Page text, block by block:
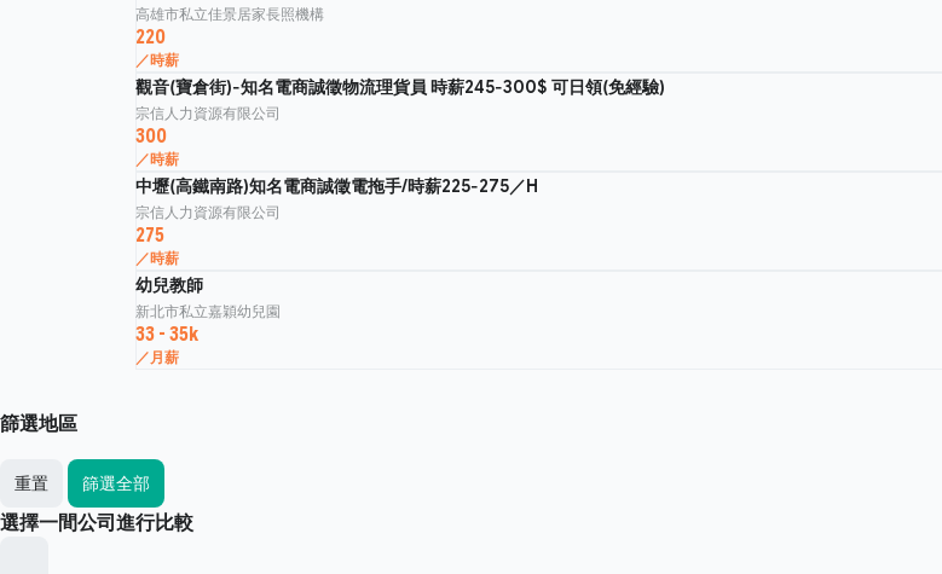
高雄市私立佳景居家長照機構
220
／時薪
觀音(寶倉街)-知名電商誠徵物流理貨員 時薪245-300$ 可日領(免經驗)
宗信人力資源有限公司
300
／時薪
中壢(高鐵南路)知名電商誠徵電拖手/時薪225-275／H
宗信人力資源有限公司
275
／時薪
幼兒教師
新北市私立嘉穎幼兒園
33 - 35k
／月薪
篩選地區
重置 篩選全部
選擇一間公司進行比較